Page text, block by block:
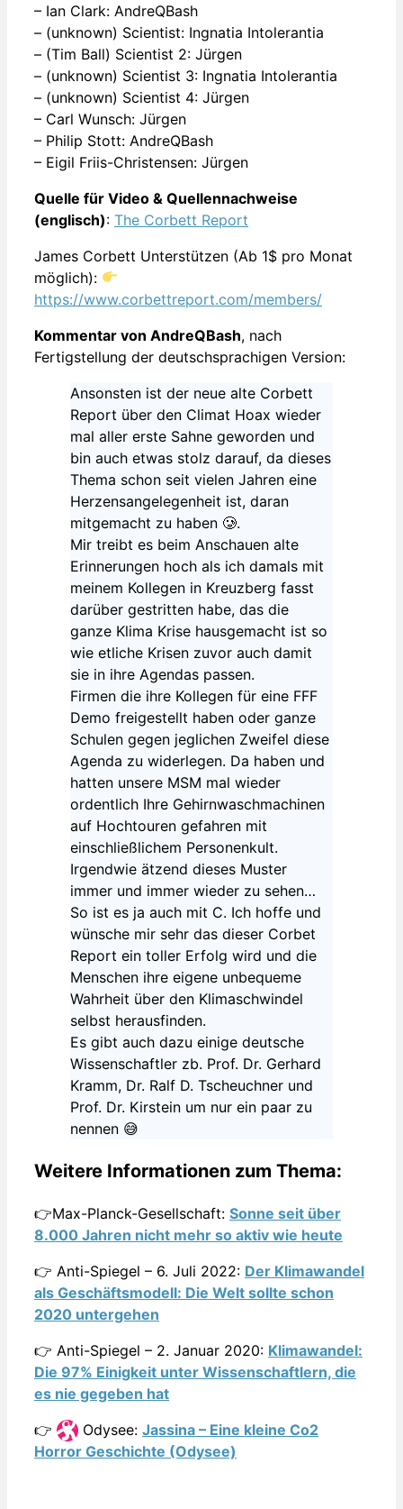
– Ian Clark: AndreQBash
– (unknown) Scientist: Ingnatia Intolerantia
– (Tim Ball) Scientist 2: Jürgen
– (unknown) Scientist 3: Ingnatia Intolerantia
– (unknown) Scientist 4: Jürgen
– Carl Wunsch: Jürgen
– Philip Stott: AndreQBash
– Eigil Friis-Christensen: Jürgen
Quelle für Video & Quellennachweise
(englisch): The Corbett Report
James Corbett Unterstützen (Ab 1$ pro Monat
möglich):
https://www.corbettreport.com/members/
Kommentar von AndreQBash, nach
Fertigstellung der deutschsprachigen Version:
Ansonsten ist der neue alte Corbett
Report über den Climat Hoax wieder
mal aller erste Sahne geworden und
bin auch etwas stolz darauf, da dieses
Thema schon seit vielen Jahren eine
Herzensangelegenheit ist, daran
mitgemacht zu haben 🥲.
Mir treibt es beim Anschauen alte
Erinnerungen hoch als ich damals mit
meinem Kollegen in Kreuzberg fasst
darüber gestritten habe, das die
ganze Klima Krise hausgemacht ist so
wie etliche Krisen zuvor auch damit
sie in ihre Agendas passen.
Firmen die ihre Kollegen für eine FFF
Demo freigestellt haben oder ganze
Schulen gegen jeglichen Zweifel diese
Agenda zu widerlegen. Da haben und
hatten unsere MSM mal wieder
ordentlich Ihre Gehirnwaschmachinen
auf Hochtouren gefahren mit
einschließlichem Personenkult.
Irgendwie ätzend dieses Muster
immer und immer wieder zu sehen…
So ist es ja auch mit C. Ich hoffe und
wünsche mir sehr das dieser Corbet
Report ein toller Erfolg wird und die
Menschen ihre eigene unbequeme
Wahrheit über den Klimaschwindel
selbst herausfinden.
Es gibt auch dazu einige deutsche
Wissenschaftler zb. Prof. Dr. Gerhard
Kramm, Dr. Ralf D. Tscheuchner und
Prof. Dr. Kirstein um nur ein paar zu
nennen 😅
Weitere Informationen zum Thema:
👉Max-Planck-Gesellschaft: Sonne seit über
8.000 Jahren nicht mehr so aktiv wie heute
👉 Anti-Spiegel – 6. Juli 2022: Der Klimawandel
als Geschäftsmodell: Die Welt sollte schon
2020 untergehen
👉 Anti-Spiegel – 2. Januar 2020: Klimawandel:
Die 97% Einigkeit unter Wissenschaftlern, die
es nie gegeben hat
👉
Odysee: Jassina – Eine kleine Co2
Horror Geschichte (Odysee)